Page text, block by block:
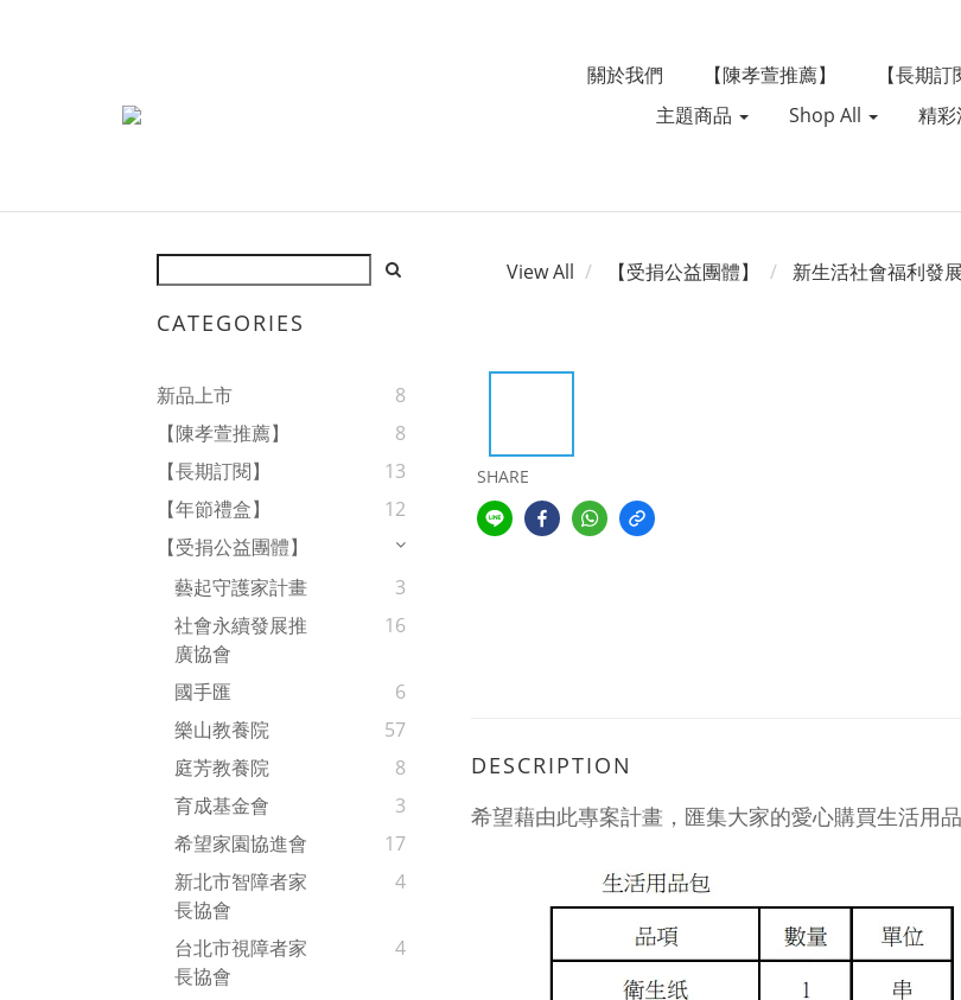
關於我們 【陳孝萱推薦】 【長期訂
主題商品
Shop All 精
CATEGORIES
新品上市
8
【陳孝萱推薦】
8
【長期訂閱】
13
【年節禮盒】
12
【受捐公益團體】
藝起守護家計畫
3
社會永續發展推
廣協會
16
國手匯
6
樂山教養院
57
庭芳教養院
8
育成基金會
3
希望家園協進會
17
新北市智障者家
長協會
4
台北市視障者家
長協會
4
View All 【受捐公益團體】 新生活社會福利發
SHARE
DESCRIPTION
希望藉由此專案計畫，匯集大家的愛心購買生活用